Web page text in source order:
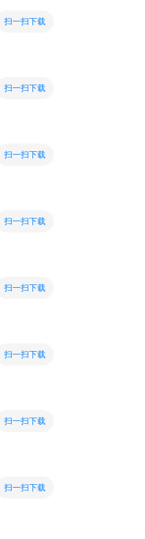
扫一扫下载
扫一扫下载
扫一扫下载
扫一扫下载
扫一扫下载
扫一扫下载
扫一扫下载
扫一扫下载